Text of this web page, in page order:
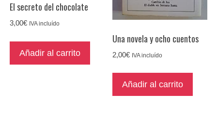
El secreto del chocolate
3,00€ IVA incluído
Añadir al carrito
Una novela y ocho cuentos
2,00€ IVA incluído
Añadir al carrito